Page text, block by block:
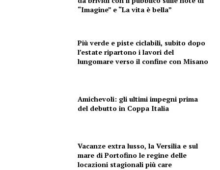
“Imagine” e “La vita è bella”
Più verde e piste ciclabili, subito dopo
l’estate ripartono i lavori del
lungomare verso il confine con Misano
Amichevoli: gli ultimi impegni prima
del debutto in Coppa Italia
Vacanze extra lusso, la Versilia e sul
mare di Portofino le regine delle
locazioni stagionali più care